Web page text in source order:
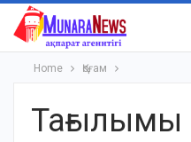
Home Қоғам
Тағылымы